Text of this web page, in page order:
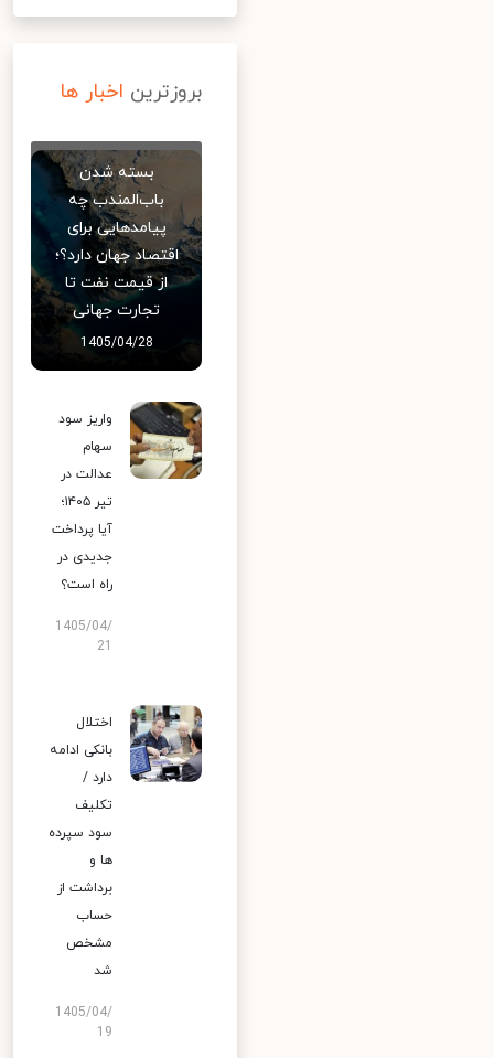
بروزترین اخبار ها
بسته شدن
باب‌المندب چه
پیامدهایی برای
اقتصاد جهان دارد؟؛
از قیمت نفت تا
تجارت جهانی
1405/04/28
واریز سود
سهام
عدالت در
تیر ۱۴۰۵؛
آیا پرداخت
جدیدی در
راه است؟
1405/04/
اختلال
بانکی ادامه
دارد /
تکلیف
سود سپرده
ها و
برداشت از
حساب
مشخص
شد
1405/04/
19